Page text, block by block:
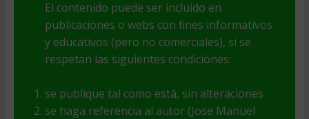
El contenido puede ser incluido en
publicaciones o webs con fines informativos
y educativos (pero no comerciales), si se
respetan las siguientes condiciones:
se publique tal como está, sin alteraciones
se haga referencia al autor (Jose Manuel